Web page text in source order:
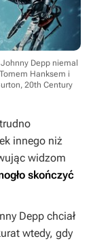
Depp niemal
Hanksem i
20th Century
innego niż
widzom
skończyć
Depp chciał
wtedy, gdy